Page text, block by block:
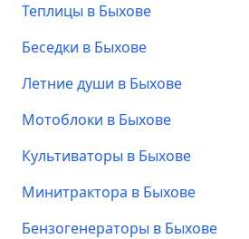
Теплицы в Быхове
Беседки в Быхове
Летние души в Быхове
Мотоблоки в Быхове
Культиваторы в Быхове
Минитрактора в Быхове
Бензогенераторы в Быхове